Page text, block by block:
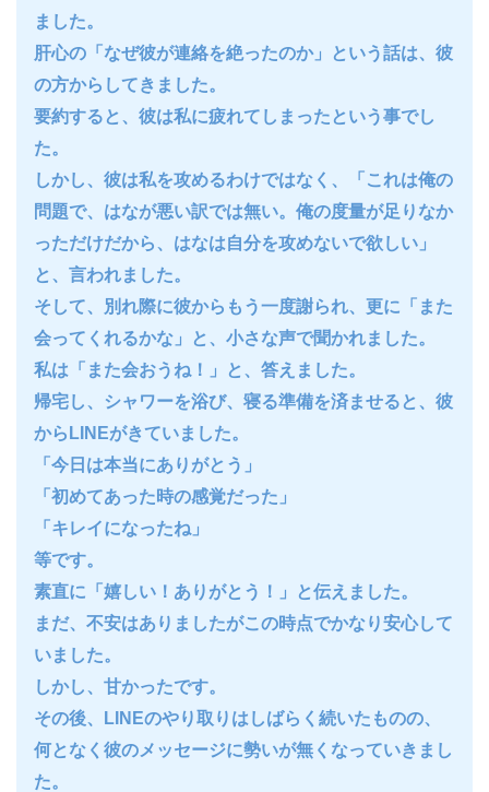
ました。
肝心の「なぜ彼が連絡を絶ったのか」という話は、彼
の方からしてきました。
要約すると、彼は私に疲れてしまったという事でし
た。
しかし、彼は私を攻めるわけではなく、「これは俺の
問題で、はなが悪い訳では無い。俺の度量が足りなか
っただけだから、はなは自分を攻めないで欲しい」
と、言われました。
そして、別れ際に彼からもう一度謝られ、更に「また
会ってくれるかな」と、小さな声で聞かれました。
私は「また会おうね！」と、答えました。
帰宅し、シャワーを浴び、寝る準備を済ませると、彼
からLINEがきていました。
「今日は本当にありがとう」
「初めてあった時の感覚だった」
「キレイになったね」
等です。
素直に「嬉しい！ありがとう！」と伝えました。
まだ、不安はありましたがこの時点でかなり安心して
いました。
しかし、甘かったです。
その後、LINEのやり取りはしばらく続いたものの、
何となく彼のメッセージに勢いが無くなっていきまし
た。